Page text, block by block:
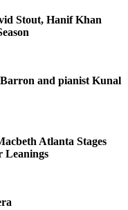
Stout, Hanif Khan
and pianist Kunal
Atlanta Stages
Leanings